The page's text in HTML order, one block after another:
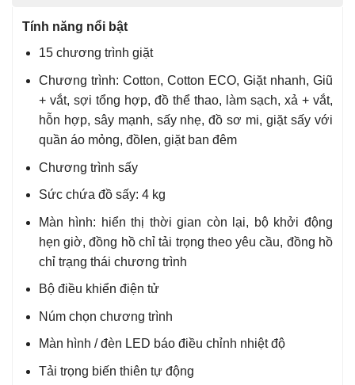
Tính năng nổi bật
15 chương trình giặt
Chương trình: Cotton, Cotton ECO, Giặt nhanh, Giũ
+ vắt, sợi tổng hợp, đồ thể thao, làm sạch, xả + vắt,
hỗn hợp, sây mạnh, sấy nhẹ, đồ sơ mi, giặt sấy với
quần áo mỏng, đồlen, giặt ban đêm
Chương trình sấy
Sức chứa đồ sấy: 4 kg
Màn hình: hiển thị thời gian còn lại, bộ khởi động
hẹn giờ, đồng hồ chỉ tải trọng theo yêu cầu, đồng hồ
chỉ trạng thái chương trình
Bộ điều khiển điện tử
Núm chọn chương trình
Màn hình / đèn LED báo điều chỉnh nhiệt độ
Tải trọng biến thiên tự động